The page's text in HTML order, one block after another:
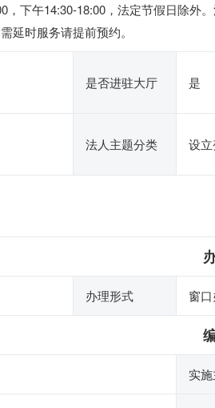
，下午14:30-18:00，法定节假日除
延时服务请提前预约。
是否进驻大厅 是
法人主题分类 设
办理形式 窗
实